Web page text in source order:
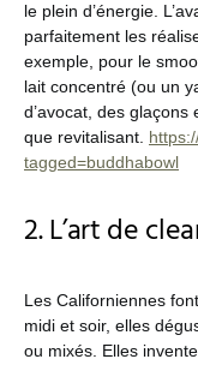
le plein d’énergie.
parfaitement les
exemple, pour le
lait concentré (ou un
d’avocat, des
que revitalisant.
tagged=buddhabowl
2. L’art de
Les Californiennes
midi et soir, elles
ou mixés. Elles